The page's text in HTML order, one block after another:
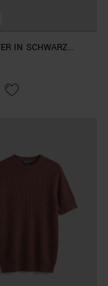
IN SCHWARZ
SLIM FIT MIT